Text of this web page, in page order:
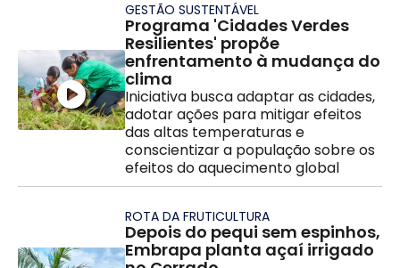
GESTÃO SUSTENTÁVEL
Programa 'Cidades Verdes
Resilientes' propõe
enfrentamento à mudança do
clima
Iniciativa busca adaptar as cidades,
adotar ações para mitigar efeitos
das altas temperaturas e
conscientizar a população sobre os
efeitos do aquecimento global
ROTA DA FRUTICULTURA
Depois do pequi sem espinhos,
Embrapa planta açaí irrigado